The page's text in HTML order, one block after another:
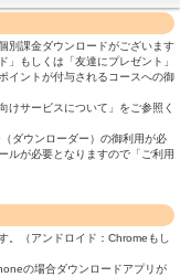
別課金ダウンロードがございます
もしくは「友達にプレゼント」
イントが付与されるコースへの御
けサービスについて」をご参照く
ダウンローダー）の御利用が必
ルが必要となりますので「ご利用
（アンドロイド：Chromeもし
の場合ダウンロードアプリが